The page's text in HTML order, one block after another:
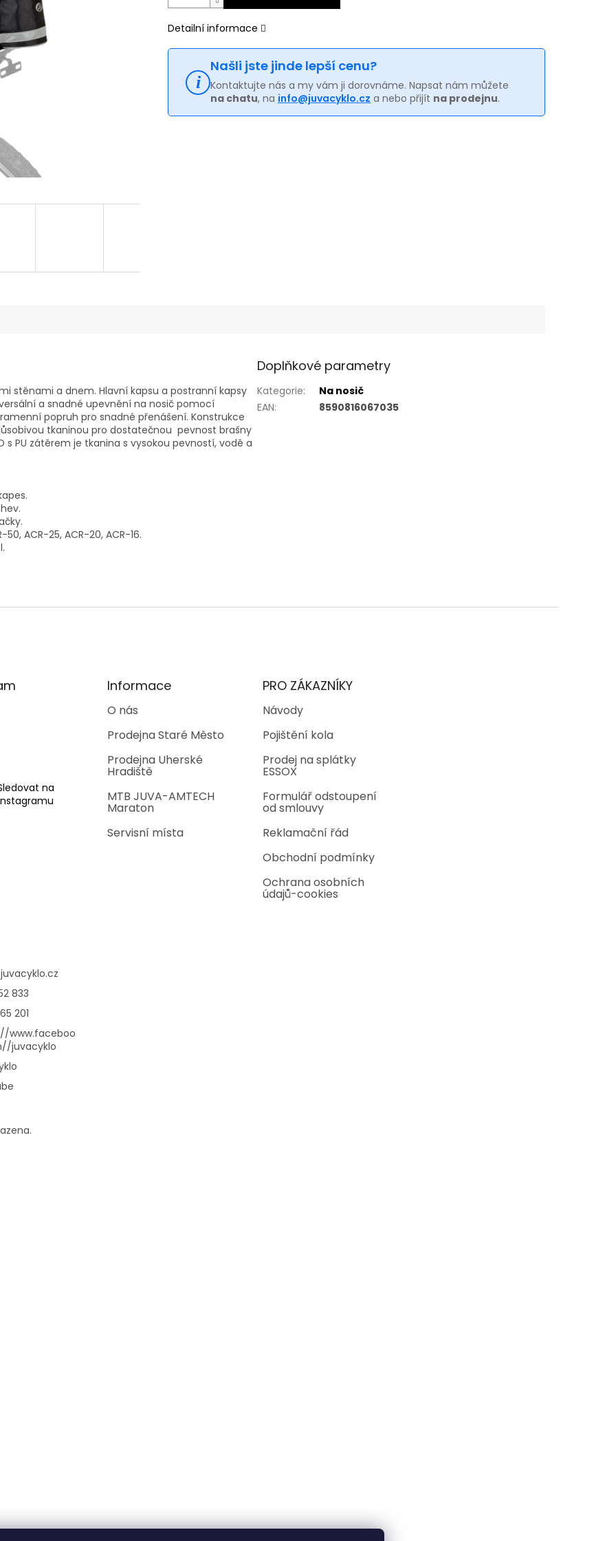
Detailní informace
Našli jste jinde lepší cenu?
Kontaktujte nás a my vám ji dorovnáme. Napsat nám můžete
na chatu, na info@juvacyklo.cz a nebo přijít na prodejnu.
stěnami a dnem. Hlavní kapsu a postranní kapsy
a snadné upevnění na nosič pomocí
popruh pro snadné přenášení. Konstrukce
tkaninou pro dostatečnou pevnost brašny
PU zátěrem je tkanina s vysokou pevností, vodě a
ACR-25, ACR-20, ACR-16.
Doplňkové parametry
Kategorie:
Na nosič
EAN: 8590816067035
na
Informace
O nás
Prodejna Staré Město
Prodejna Uherské
Hradiště
MTB JUVA-AMTECH
Maraton
Servisní místa
PRO ZÁKAZNÍKY
Návody
Pojištění kola
Prodej na splátky
ESSOX
Formulář odstoupení
od smlouvy
Reklamační řád
Obchodní podmínky
Ochrana osobních
údajů-cookies
juvacyklo.cz
833
201
www.faceboo
juvacyklo